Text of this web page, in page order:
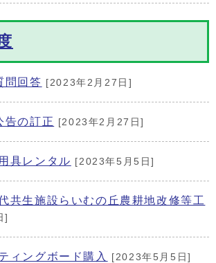
問回答 [2023年2月27日]
告の訂正 [2023年2月27日]
具レンタル [2023年5月5日]
共生施設らいむの丘農耕地改修等工
]
ィングボード購入 [2023年5月5日]